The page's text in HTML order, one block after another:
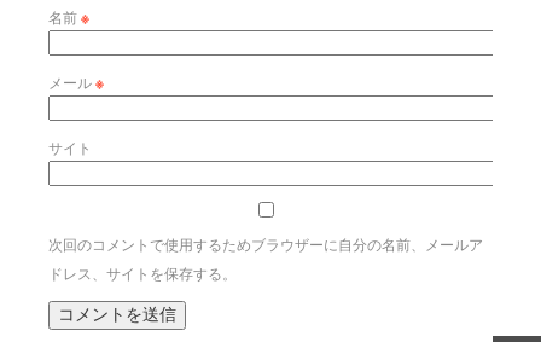
名前※
メール※
サイト
次回のコメントで使用するためブラウザーに自分の名前、メールア
ドレス、サイトを保存する。